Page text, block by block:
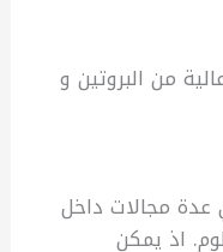
من البروتين و
عدة مجالات داخل
اذ يمكن